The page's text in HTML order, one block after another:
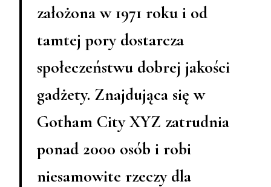
założona w 1971 roku i od
tamtej pory dostarcza
społeczeństwu dobrej jakości
gadżety. Znajdująca się w
Gotham City XYZ zatrudnia
ponad 2000 osób i robi
niesamowite rzeczy dla